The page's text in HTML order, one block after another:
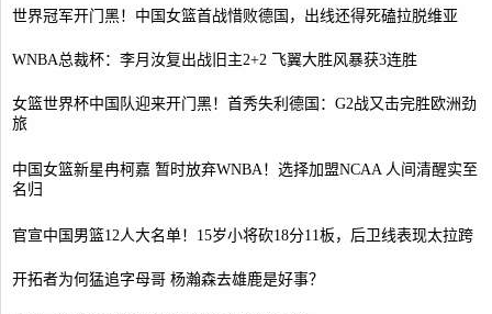
世界冠军开门黑！中国女篮首战惜败德国，出线还得死磕拉脱维亚
WNBA总裁杯：李月汝复出战旧主2+2 飞翼大胜风暴获3连胜
女篮世界杯中国队迎来开门黑！首秀失利德国：G2战又击完胜欧洲劲
旅
中国女篮新星冉柯嘉 暂时放弃WNBA！选择加盟NCAA 人间清醒实至
名归
官宣中国男篮12人大名单！15岁小将砍18分11板，后卫线表现太拉跨
开拓者为何猛追字母哥 杨瀚森去雄鹿是好事？